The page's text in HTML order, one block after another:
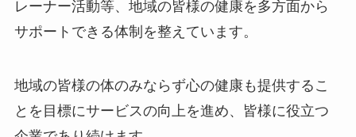
レーナー活動等、地域の皆様の健康を多方面から
サポートできる体制を整えています。
地域の皆様の体のみならず心の健康も提供するこ
とを目標にサービスの向上を進め、皆様に役立つ